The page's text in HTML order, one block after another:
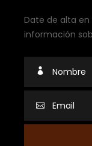
Date de alta
información